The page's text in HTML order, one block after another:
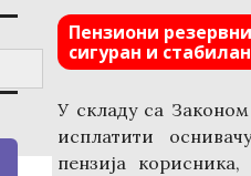
Пензиони
сигуран и
У складу са
исплатити
пензија